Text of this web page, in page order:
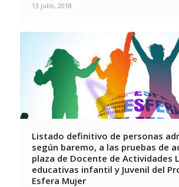
13 julio, 2018
Listado definitivo de personas
según baremo, a las pruebas de
plaza de Docente de Actividades
educativas infantil y Juvenil del
Esfera Mujer